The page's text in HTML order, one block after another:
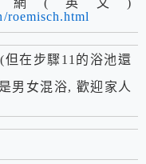
roemisch.html
在步驟11的浴池還
男女混浴, 歡迎家人